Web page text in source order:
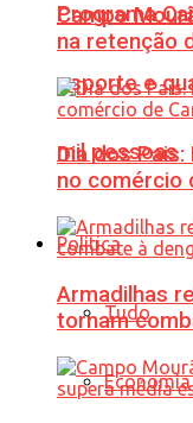
Programa
esporte e
mil pessoas
Política
Tudo
Economia
Campo
na retenção
Dia dos
no comércio
Armadilhas
tornam